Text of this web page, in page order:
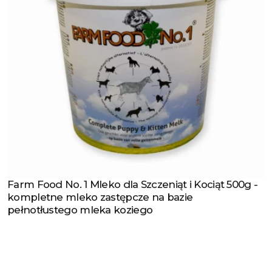
Zobacz produkt
Farm Food No. 1 Mleko dla Szczeniąt i Kociąt 500g -
kompletne mleko zastępcze na bazie
pełnotłustego mleka koziego